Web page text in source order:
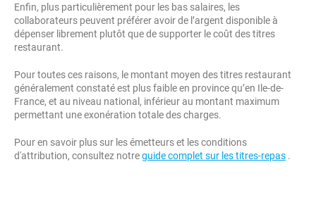
Enfin, plus particulièrement pour les bas salaires, les
collaborateurs peuvent préférer avoir de l’argent disponible à
dépenser librement plutôt que de supporter le coût des titres
restaurant.
Pour toutes ces raisons, le montant moyen des titres restaurant
généralement constaté est plus faible en province qu’en Ile-de-
France, et au niveau national, inférieur au montant maximum
permettant une exonération totale des charges.
Pour en savoir plus sur les émetteurs et les conditions
d'attribution, consultez notreguide complet sur les titres-repas .